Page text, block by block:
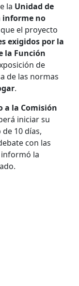
la Unidad de
informe no
el proyecto
exigidos por la
la Función
de
de las normas
.
a la Comisión
iniciar su
10 días,
con las
la